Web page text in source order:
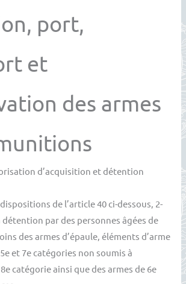
port,
et
des armes
d’acquisition et détention
de l’article 40 ci-dessous, 2-
détention par des personnes âgées de
des armes d’épaule, éléments d’arme
et 7e catégories non soumis à
catégorie ainsi que des armes de 6e